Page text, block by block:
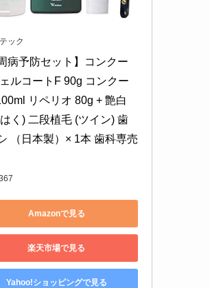
ック
病予防セット】コンクー
ルコートF 90g コンクー
リペリオ 80g + 艶白
く) 二段植毛 (ツイン) 歯
（日本製）× 1本 歯科専売
Amazonで見る
楽天市場で見る
Yahoo!ショッピングで見る